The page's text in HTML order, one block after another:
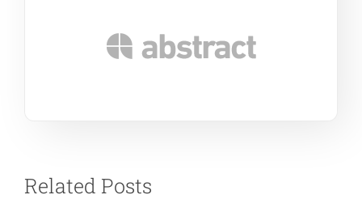
Related Posts